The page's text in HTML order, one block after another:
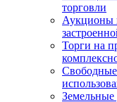
торговли
Аукционы
Торги на
Свободные
Земельные